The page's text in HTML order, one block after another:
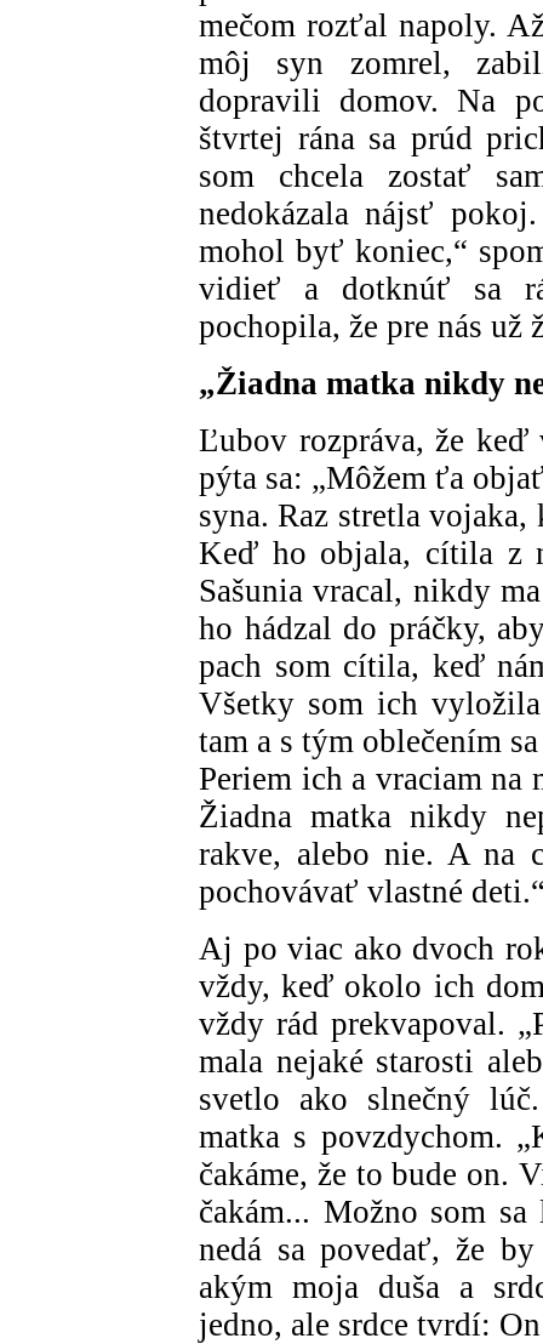
mečom rozťal napoly.
môj syn zomrel,
dopravili domov. Na
štvrtej rána sa prúd
som chcela zostať
nedokázala nájsť
mohol byť koniec,“
vidieť a dotknúť sa
pochopila, že pre nás už
„Žiadna matka nikdy
Ľubov rozpráva, že
pýta sa: „Môžem ťa
syna. Raz stretla
Keď ho objala, cítila z
Sašunia vracal, nikdy
ho hádzal do práčky,
pach som cítila, keď
Všetky som ich
tam a s tým oblečením
Periem ich a vraciam na
Žiadna matka nikdy
rakve, alebo nie. A na
pochovávať vlastné
Aj po viac ako dvoch
vždy, keď okolo ich
vždy rád prekvapoval.
mala nejaké starosti
svetlo ako slnečný
matka s povzdychom.
čakáme, že to bude on.
čakám... Možno som
nedá sa povedať, že
akým moja duša a
jedno, ale srdce tvrdí: